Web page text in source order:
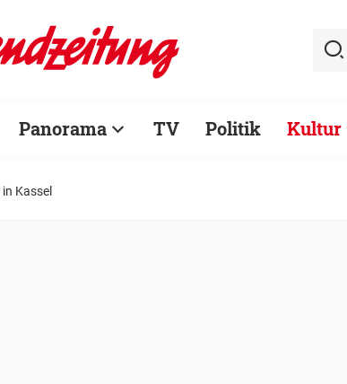
Panorama TV Politik Kultur
Kassel